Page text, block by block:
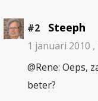
#2 Steeph
1 januari 2010 ,
@Rene: Oeps,
beter?